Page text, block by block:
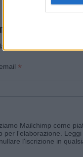
sempre
newsletter di Gallura
*
Mailchimp come
per l'elaborazione.
l'iscrizione in